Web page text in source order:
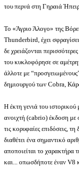
του περνά στη Γηραιά
Το «Άγριο Άλογο» της
Thunderbird, έχει
δε χρειάζονται
του κυκλοφόρησε σε
άλλοτε με
δημιουργού των Cobra,
Η έκτη γενιά του ιστορικού
ανοιχτή (cabrio) έκδοση με
τις κορυφαίες επιδόσεις,
διαθέτει ένα σημαντικό
αποποιείται το χαρακτήρα
και... οπωσδήποτε έναν V8